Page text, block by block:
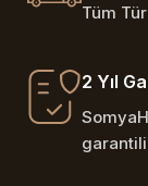
Tüm
2 Yıl